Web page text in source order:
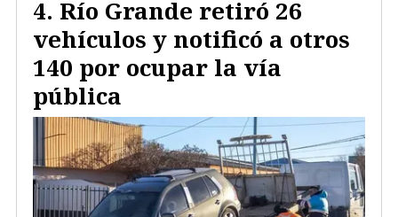
Río Grande retiró 26
vehículos y notificó a otros
140 por ocupar la vía
pública